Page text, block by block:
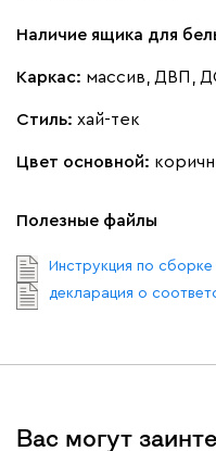
Наличие ящика для
Каркас: массив, ДВП,
Стиль: хай-тек
Цвет основной:
Полезные файлы
Инструкция по
Вас могут